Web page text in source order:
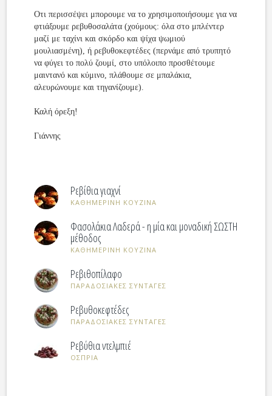
Οτι περισσέψει μπορουμε να το χρησιμοποιήσουμε για να
φτιάξουμε ρεβυθοσαλάτα (χούμους: όλα στο μπλέντερ
μαζί με ταχίνι και σκόρδο και ψίχα ψωμιού
μουλιασμένη), ή ρεβυθοκεφτέδες (περνάμε από τρυπητό
να φύγει το πολύ ζουμί, στο υπόλοιπο προσθέτουμε
μαιντανό και κύμινο, πλάθουμε σε μπαλάκια,
αλευρώνουμε και τηγανίζουμε).
Καλή όρεξη!
Γιάννης
Ρεβίθια γιαχνί
ΚΑΘΗΜΕΡΙΝΗ ΚΟΥΖΙΝΑ
Φασολάκια Λαδερά - η μία και μοναδική ΣΩΣΤΗ
μέθοδος
ΚΑΘΗΜΕΡΙΝΗ ΚΟΥΖΙΝΑ
Ρεβιθοπίλαφο
ΠΑΡΑΔΟΣΙΑΚΕΣ ΣΥΝΤΑΓΕΣ
Ρεβυθοκεφτέδες
ΠΑΡΑΔΟΣΙΑΚΕΣ ΣΥΝΤΑΓΕΣ
Ρεβύθια ντελμπιέ
ΟΣΠΡΙΑ